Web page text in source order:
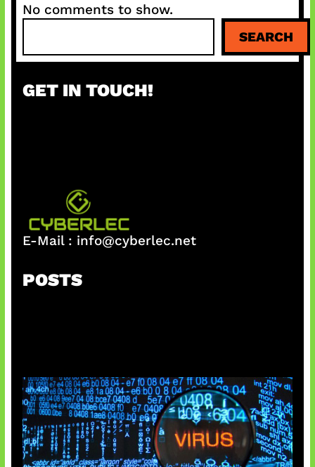
No comments to show.
a
c
SEARCH
GET IN TOUCH!
E-Mail : info@cyberlec.net
POSTS